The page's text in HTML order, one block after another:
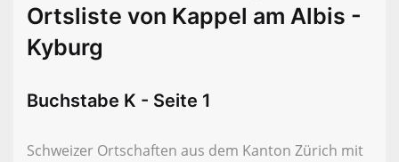
Ortsliste von Kappel am Albis -
Kyburg
Buchstabe K - Seite 1
Schweizer Ortschaften aus dem Kanton Zürich mit